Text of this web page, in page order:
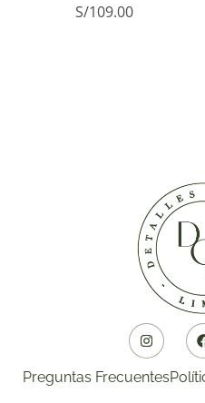
S/109.00
Preguntas Frecuentes